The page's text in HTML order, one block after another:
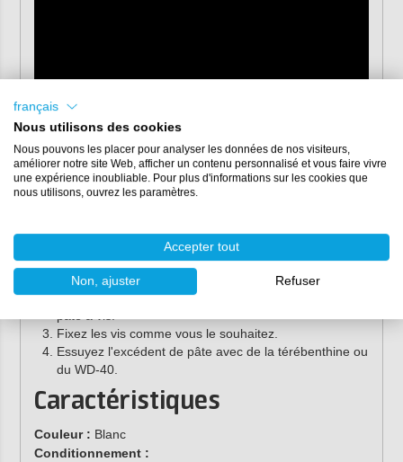
petit pinceauou une spatule en plastique
pour appliquer une fine couche de Tef-Gel sur les
surfaces métalliques et à l'intérieur des trous percés.
Enduisez également les écrous, boulons et rivets de
Fixez les vis comme vous le souhaitez.
Essuyez l'excédent de pâte avec de la térébenthine ou
du WD-40.
Caractéristiques
Couleur : Blanc
Conditionnement :
français
Nous utilisons des cookies
Nous pouvons les placer pour analyser les données de nos visiteurs,
améliorer notre site Web, afficher un contenu personnalisé et vous faire vivre
une expérience inoubliable. Pour plus d'informations sur les cookies que
nous utilisons, ouvrez les paramètres.
Accepter tout
Non, ajuster Refuser